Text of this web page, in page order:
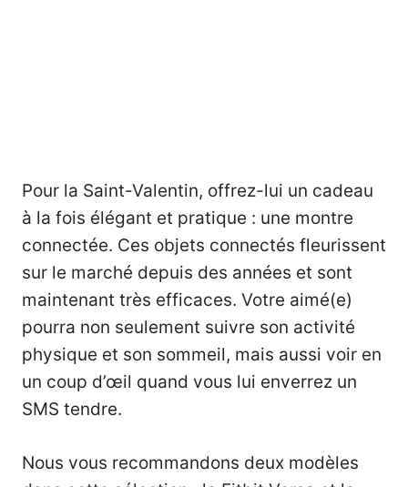
Pour la Saint-Valentin, offrez-lui un cadeau
à la fois élégant et pratique : une montre
connectée. Ces objets connectés fleurissent
sur le marché depuis des années et sont
maintenant très efficaces. Votre aimé(e)
pourra non seulement suivre son activité
physique et son sommeil, mais aussi voir en
un coup d’œil quand vous lui enverrez un
SMS tendre.
Nous vous recommandons deux modèles